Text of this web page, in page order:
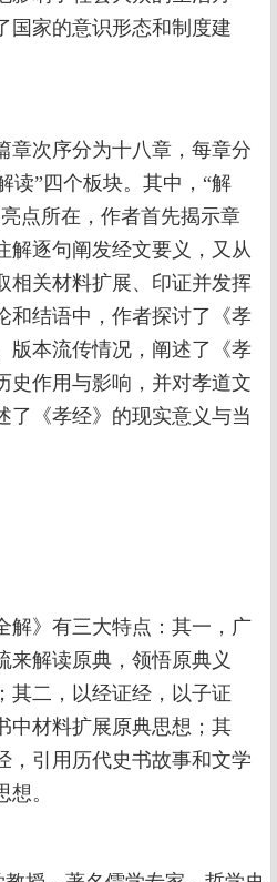
国家的意识形态和制度建
章次序分为十八章，每章分
读”四个板块。其中，“解
点所在，作者首先揭示章
解逐句阐发经文要义，又从
相关材料扩展、印证并发挥
和结语中，作者探讨了《孝
版本流传情况，阐述了《孝
史作用与影响，并对孝道文
了《孝经》的现实意义与当
解》有三大特点：其一，广
来解读原典，领悟原典义
其二，以经证经，以子证
中材料扩展原典思想；其
，引用历代史书故事和文学
。